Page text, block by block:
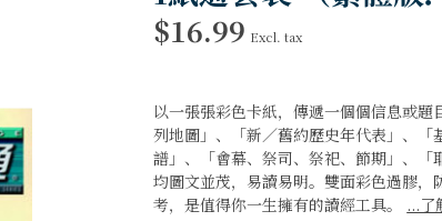
$16.99 Excl. tax
以一張張彩色卡紙，傳遞一個個信息或
列地圖」、「新／舊約歷史年代表」、
譜」、「會幕、祭司、祭祀、節期」、
均圖文並茂，易讀易明。雙面彩色過膠
考，是值得你一生擁有的讀經工具。 ...了